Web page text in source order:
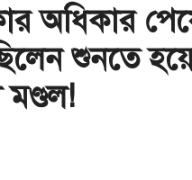
অধিকার
শুনতে
মণ্ডল!